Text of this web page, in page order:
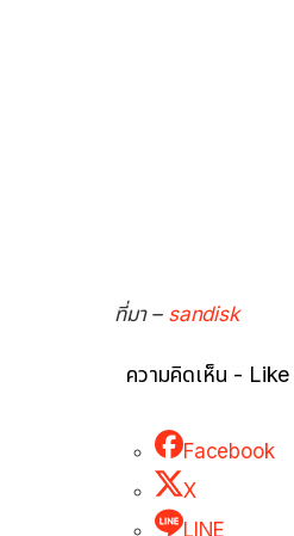
ที่มา – sandisk
ความคิดเห็น -
Facebook
X
LINE